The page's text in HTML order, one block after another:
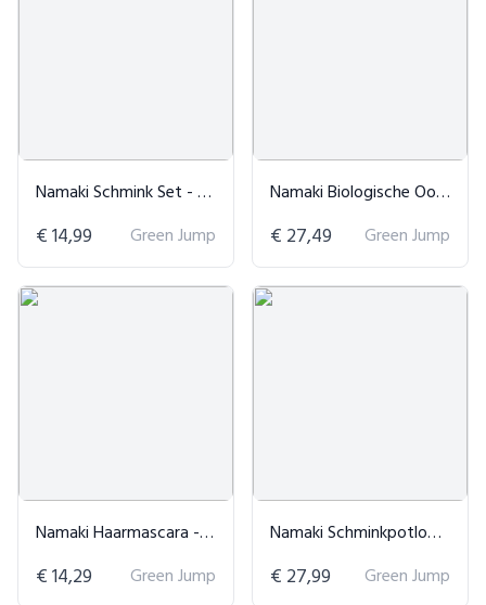
Namaki Schmink Set - 3 Delig
€ 14,99 Green Jump
Namaki Biologische Oogschaduw
€ 27,49 Green Jump
Namaki Haarmascara - Natuurlijke Kleur
€ 14,29 Green Jump
Namaki Schminkpotloden Natuurlijk
€ 27,99 Green Jump